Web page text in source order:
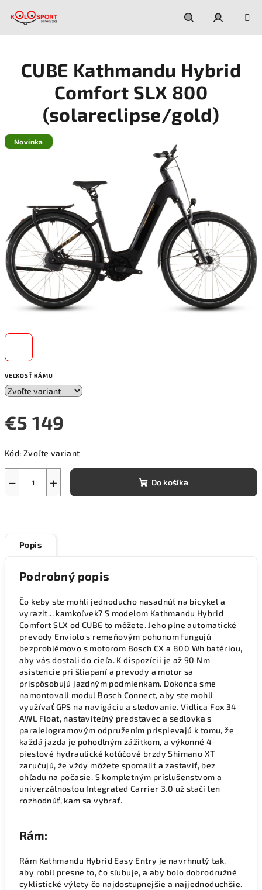
Hľadať
VEĽKOSŤ RÁMU
€5 149
cena:
Kód: Zvoľte variant
+
− Do košíka
CUBE Kathmandu Hybrid
Comfort SLX 800
(solareclipse/gold)
Novinka
Popis
Podrobný popis
Čo keby ste mohli jednoducho nasadnúť na bicykel a
vyraziť... kamkoľvek? S modelom Kathmandu Hybrid
Comfort SLX od CUBE to môžete. Jeho plne automatické
prevody Enviolo s remeňovým pohonom fungujú
bezproblémovo s motorom Bosch CX a 800 Wh batériou,
aby vás dostali do cieľa. K dispozícii je až 90 Nm
asistencie pri šliapaní a prevody a motor sa
prispôsobujú jazdným podmienkam. Dokonca sme
namontovali modul Bosch Connect, aby ste mohli
využívať GPS na navigáciu a sledovanie. Vidlica Fox 34
AWL Float, nastaviteľný predstavec a sedlovka s
paralelogramovým odpružením prispievajú k tomu, že
každá jazda je pohodlným zážitkom, a výkonné 4-
piestové hydraulické kotúčové brzdy Shimano XT
zaručujú, že vždy môžete spomaliť a zastaviť, bez
ohľadu na počasie. S kompletným príslušenstvom a
univerzálnosťou Integrated Carrier 3.0 už stačí len
rozhodnúť, kam sa vybrať.
Rám:
Rám Kathmandu Hybrid Easy Entry je navrhnutý tak,
aby robil presne to, čo sľubuje, a aby bolo dobrodružné
cyklistické výlety čo najdostupnejšie a najjednoduchšie.